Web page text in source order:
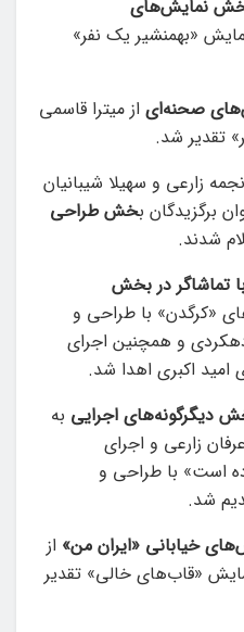
نمایش‌های
«بهمنشیر یک نفر»
صحنه‌ای از میترا قاسمی
تقدیر شد.
زارعی و سهیلا شیبانیان
برگزیدگان بخش طراحی
شدند.
تماشاگر در بخش
«کرگدن» با طراحی و
دهکردی و همچنین اجرای
دیگرگونه‌های اجرایی به
زارعی و اجرای
است» با طراحی و
شد.
خیابانی «ایران من» از
«قاب‌های خالی» تقدیر